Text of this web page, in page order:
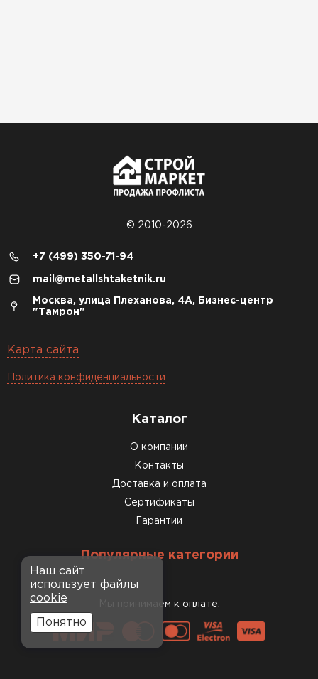
© 2010-2026
+7 (499) 350-71-94
mail@metallshtaketnik.ru
Москва, улица Плеханова, 4А, Бизнес-центр
"Тамрон"
Карта сайта
Политика конфиденциальности
Каталог
О компании
Контакты
Доставка и оплата
Сертификаты
Гарантии
Популярные категории
Мы принимаем к оплате:
Наш сайт
использует файлы
cookie
Понятно